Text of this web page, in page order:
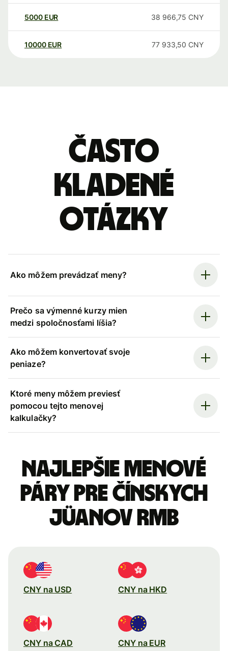
5000 EUR 38 966,75 CNY
10000 EUR 77 933,50 CNY
Často
kladené
otázky
Ako môžem prevádzať meny?
Prečo sa výmenné kurzy mien
medzi spoločnosťami líšia?
Ako môžem konvertovať svoje
peniaze?
Ktoré meny môžem previesť
pomocou tejto menovej
kalkulačky?
Najlepšie menové
páry pre Čínskych
jüanov RMB
CNY na USD CNY na HKD
CNY na CAD CNY na EUR